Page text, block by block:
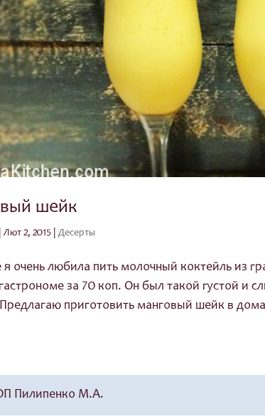
шейк
|Лют 2, 2015 |Десерты
я очень любила пить молочный коктейль из
за 70 коп. Он был такой густой и
приготовить манговый шейк в
Пилипенко М.А.